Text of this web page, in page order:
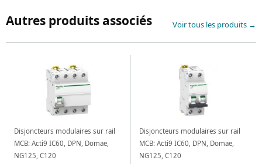
Autres produits associés Voir tous les produits →
Disjoncteurs modulaires sur rail
MCB: Acti9 IC60, DPN, Domae,
NG125, C120
Disjoncteurs modulaires sur rail
MCB: Acti9 IC60, DPN, Domae,
NG125, C120